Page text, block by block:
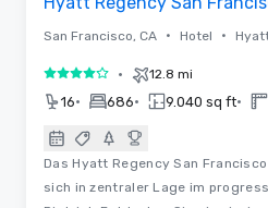
San Francisco, CA • Hotel •
4 von 5 • 12.8 mi
16• 686• 9.040 sq ft•
Das Hyatt Regency San
sich in zentraler Lage im